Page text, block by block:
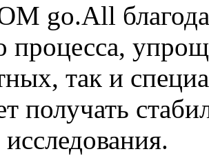
go.All
процесса,
так и
получать